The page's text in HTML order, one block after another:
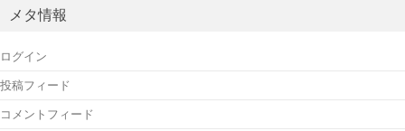
イメタ情報
ログイン
投稿フィード
コメントフィード